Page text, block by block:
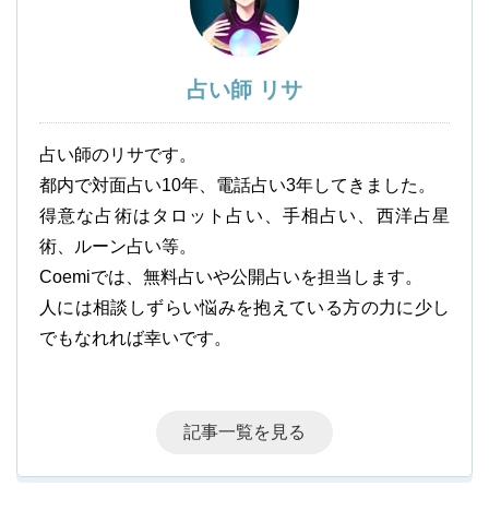
占い師 リサ
占い師のリサです。
都内で対面占い10年、電話占い3年してきました。
得意な占術はタロット占い、手相占い、西洋占星
術、ルーン占い等。
Coemiでは、無料占いや公開占いを担当します。
人には相談しずらい悩みを抱えている方の力に少し
でもなれれば幸いです。
記事一覧を見る